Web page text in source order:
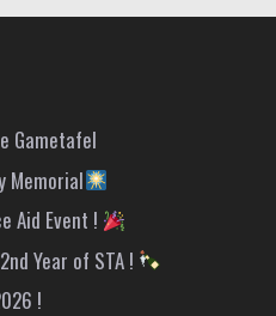
Gametafel
Memorial
Aid Event !
Year of STA !
!